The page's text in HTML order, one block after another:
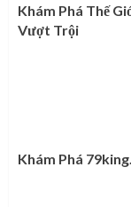
Khám Phá Thế
Vượt Trội
Khám Phá